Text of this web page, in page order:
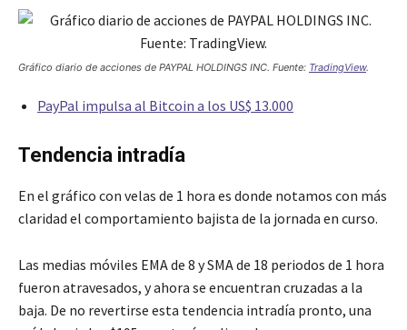
Gráfico diario de acciones de PAYPAL HOLDINGS INC. Fuente: TradingView.
PayPal impulsa al Bitcoin a los US$ 13.000
Tendencia intradía
En el gráfico con velas de 1 hora es donde notamos con más
claridad el comportamiento bajista de la jornada en curso.
Las medias móviles EMA de 8 y SMA de 18 periodos de 1 hora
fueron atravesados, y ahora se encuentran cruzadas a la
baja. De no revertirse esta tendencia intradía pronto, una